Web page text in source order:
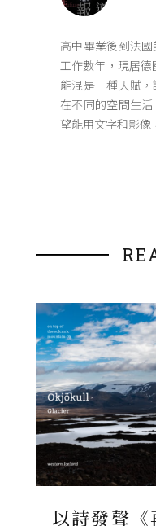
高中畢業後到法
工作數年，現居
能混是一種天賦
在不同的空間生
望能用文字和影像
以詩發聲